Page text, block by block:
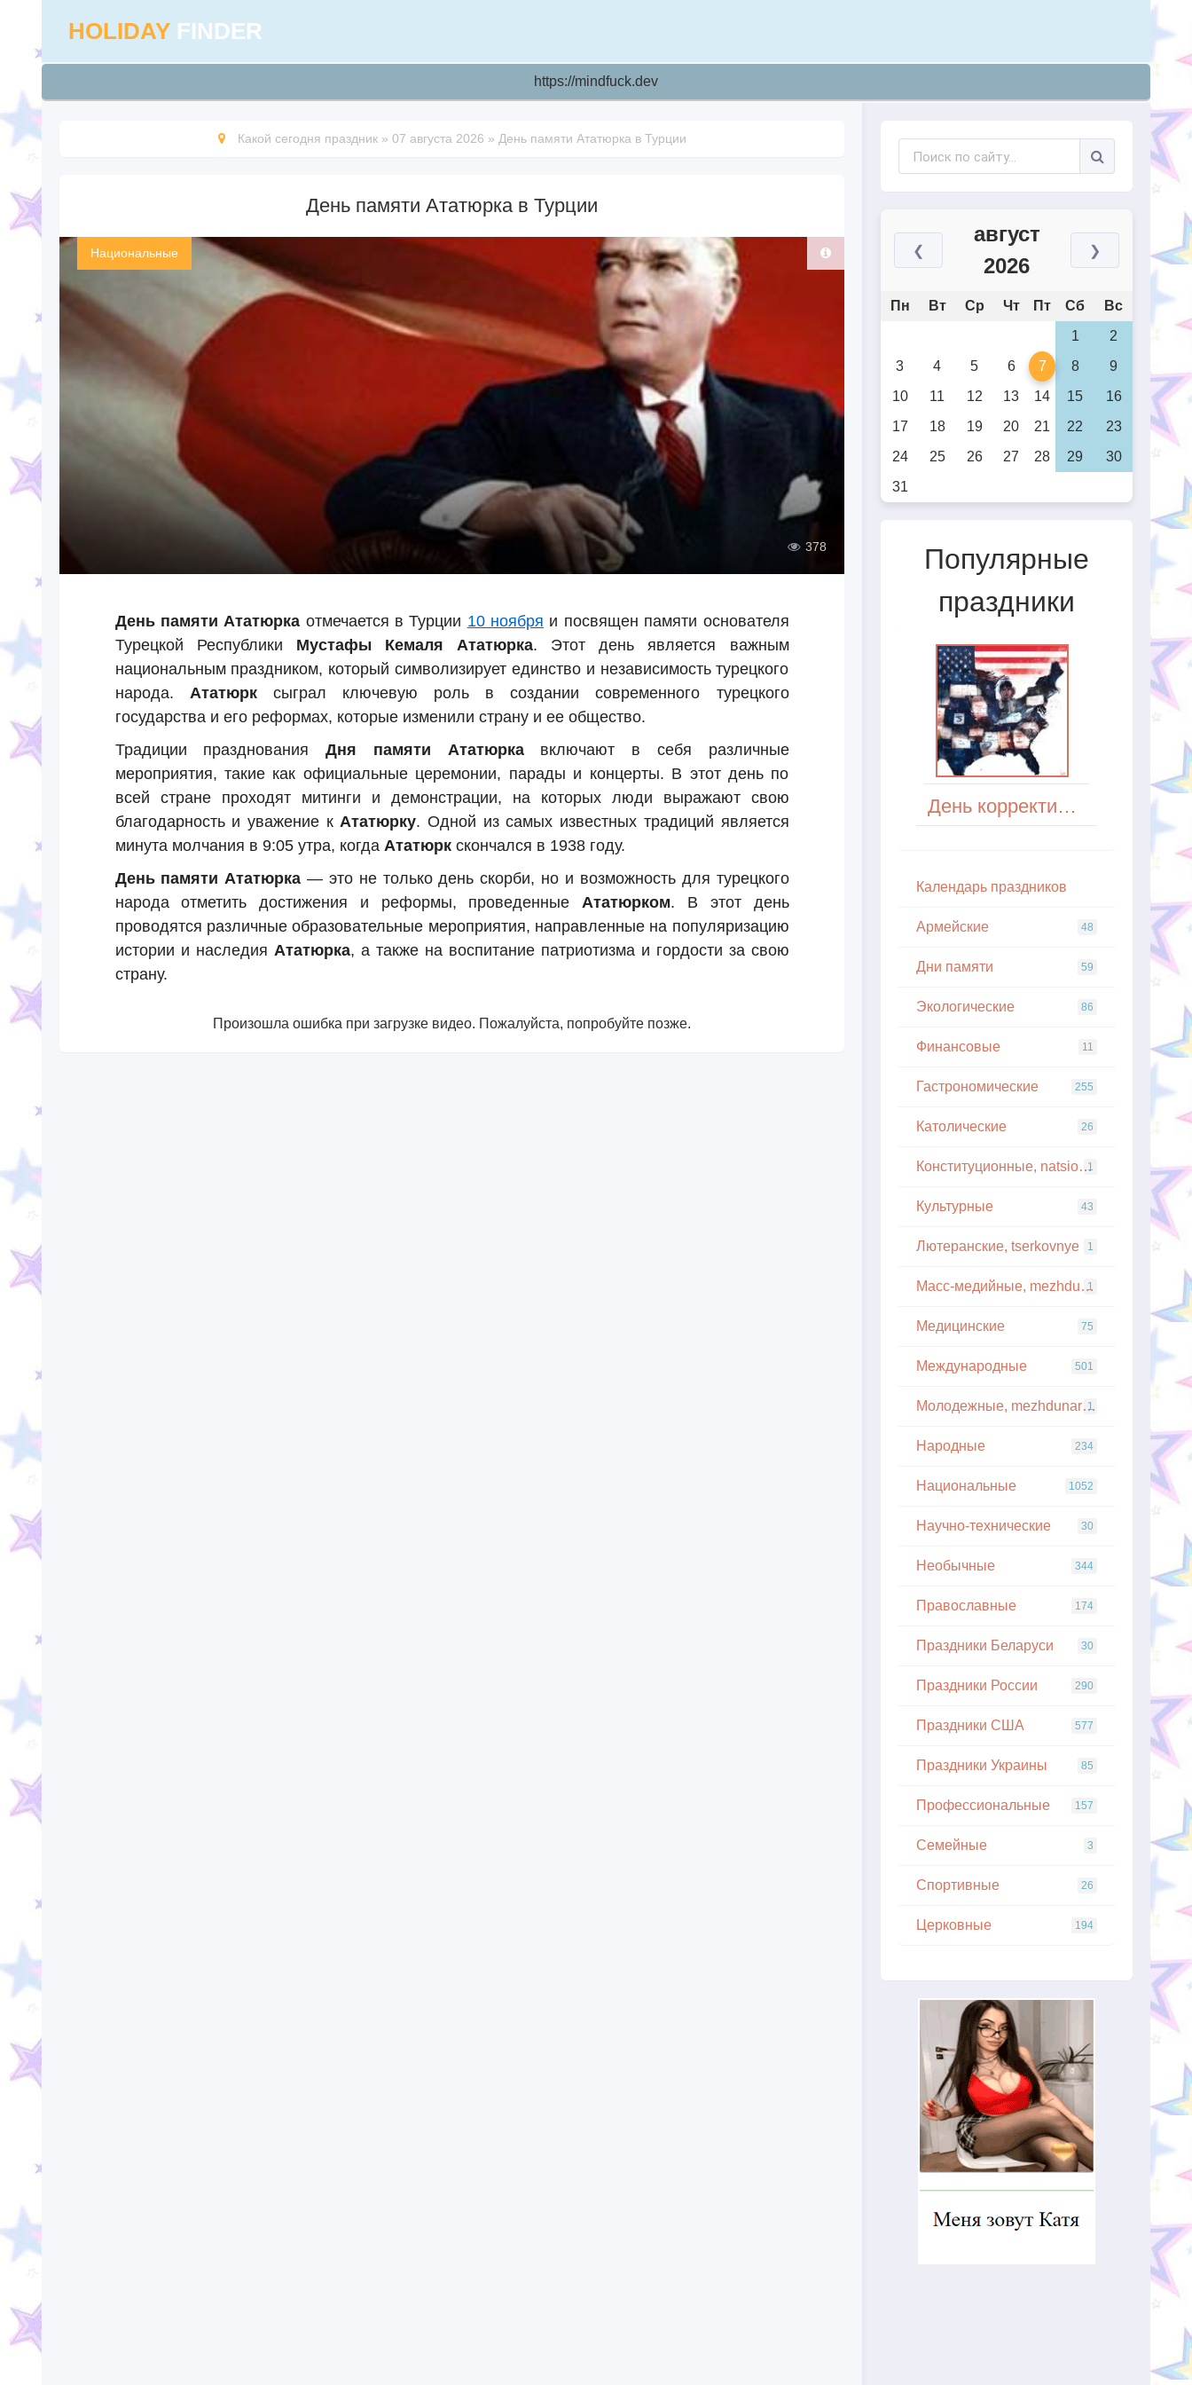
HOLIDAY FINDER
https://mindfuck.dev
Какой сегодня праздник » 07 августа 2026 » День памяти Ататюрка в Турции
День памяти Ататюрка в Турции
Национальные
378
День памяти Ататюрка отмечается в Турции 10 ноября и посвящен памяти основателя
Турецкой Республики Мустафы Кемаля Ататюрка. Этот день является важным
национальным праздником, который символизирует единство и независимость турецкого
народа. Ататюрксыграл ключевую роль в создании современного турецкого
государства и его реформах, которые изменили страну и ее общество.
Традиции празднования Дня памяти Ататюркавключают в себя различные
мероприятия, такие как официальные церемонии, парады и концерты. В этот день по
всей стране проходят митинги и демонстрации, на которых люди выражают свою
благодарность и уважение кАтатюрку. Одной из самых известных традиций является
минута молчания в 9:05 утра, когда Ататюркскончался в 1938 году.
День памяти Ататюрка — это не только день скорби, но и возможность для турецкого
народа отметить достижения и реформы, проведенныеАтатюрком. В этот день
проводятся различные образовательные мероприятия, направленные на популяризацию
истории и наследия Ататюрка, а также на воспитание патриотизма и гордости за свою
страну.
Произошла ошибка при загрузке видео. Пожалуйста, попробуйте позже.
❮
август
2026
❯
Пн Вт Ср Чт Пт Сб
Вс
1
2
3
4 5 6 7 8
9
10
11 12 13 14 15
16
17
18 19 20 21 22
23
24
25 26 27 28 29
30
31
Популярные
праздники
День корректировки календаря (Calendar Adjustment Day) в США
Кaлeндapь пpaздникoв
Армейские 48
Дни памяти 59
Экологические 86
Финансовые 11
Гастрономические 255
Католические 26
Конституционные, natsionalnye
1
Культурные 43
Лютеранские, tserkovnye 1
Масс-медийные, mezhdunarodnye
1
Медицинские 75
Международные 501
Молодежные, mezhdunarodnye
1
Народные 234
Национальные 1052
Научно-технические 30
Необычные 344
Православные 174
Праздники Беларуси 30
Праздники России 290
Праздники США 577
Праздники Украины 85
Профессиональные 157
Семейные 3
Спортивные 26
Церковные 194